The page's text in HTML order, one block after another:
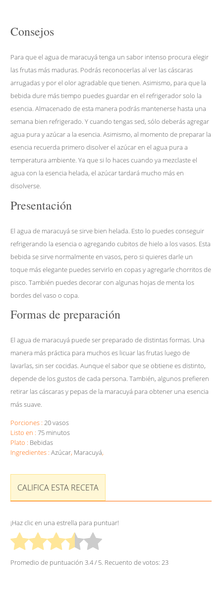
Consejos
Para que el agua de maracuyá tenga un sabor intenso procura elegir
las frutas más maduras. Podrás reconocerlas al ver las cáscaras
arrugadas y por el olor agradable que tienen. Asimismo, para que la
bebida dure más tiempo puedes guardar en el refrigerador solo la
esencia. Almacenado de esta manera podrás mantenerse hasta una
semana bien refrigerado. Y cuando tengas sed, sólo deberás agregar
agua pura y azúcar a la esencia. Asimismo, al momento de preparar la
esencia recuerda primero disolver el azúcar en el agua pura a
temperatura ambiente. Ya que si lo haces cuando ya mezclaste el
agua con la esencia helada, el azúcar tardará mucho más en
disolverse.
Presentación
El agua de maracuyá se sirve bien helada. Esto lo puedes conseguir
refrigerando la esencia o agregando cubitos de hielo a los vasos. Esta
bebida se sirve normalmente en vasos, pero si quieres darle un
toque más elegante puedes servirlo en copas y agregarle chorritos de
pisco. También puedes decorar con algunas hojas de menta los
bordes del vaso o copa.
Formas de preparación
El agua de maracuyá puede ser preparado de distintas formas. Una
manera más práctica para muchos es licuar las frutas luego de
lavarlas, sin ser cocidas. Aunque el sabor que se obtiene es distinto,
depende de los gustos de cada persona. También, algunos prefieren
retirar las cáscaras y pepas de la maracuyá para obtener una esencia
más suave.
Porciones :20 vasos
Listo en :75 minutos
Plato : Bebidas
Ingredientes :Azúcar, Maracuyá,
CALIFICA ESTA RECETA
¡Haz clic en una estrella para puntuar!
Promedio de puntuación3.4/ 5. Recuento de votos:23